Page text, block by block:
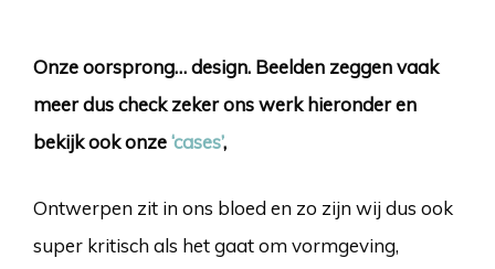
Onze oorsprong… design. Beelden zeggen vaak
meer dus check zeker ons werk hieronder en
bekijk ook onze‘cases’,
Ontwerpen zit in ons bloed en zo zijn wij dus ook
super kritisch als het gaat om vormgeving,